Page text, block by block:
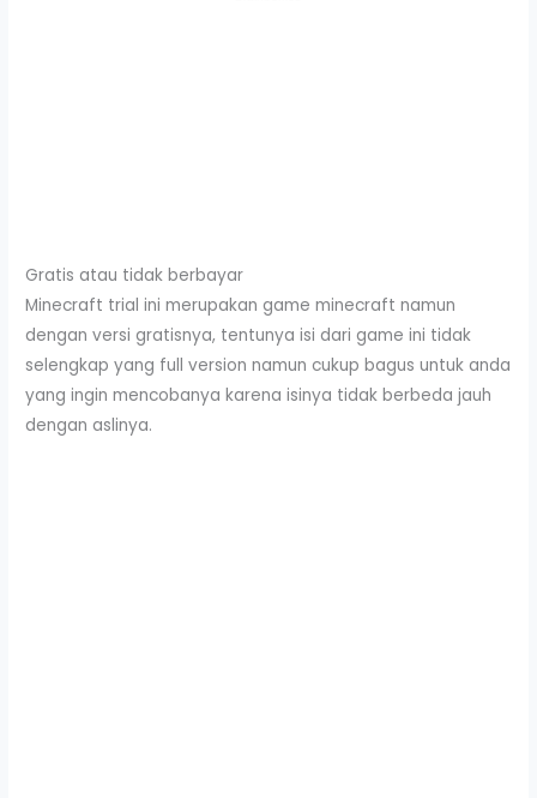
Gratis atau tidak berbayar
Minecraft trial ini merupakan game minecraft namun
dengan versi gratisnya, tentunya isi dari game ini tidak
selengkap yang full version namun cukup bagus untuk anda
yang ingin mencobanya karena isinya tidak berbeda jauh
dengan aslinya.